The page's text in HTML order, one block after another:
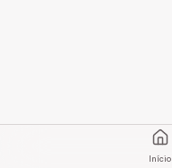
Início